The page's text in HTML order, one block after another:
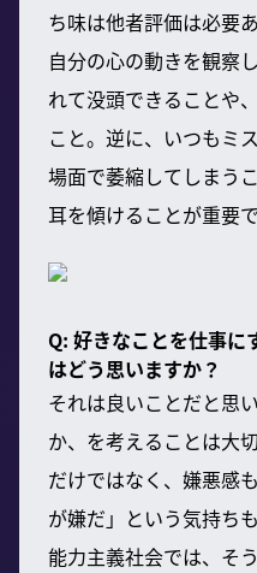
ち味は他者評価は必要
自分の心の動きを観察
れて没頭できることや
こと。逆に、いつもミ
場面で萎縮してしまう
耳を傾けることが重要で
Q: 好きなことを仕事に
はどう思いますか？
それは良いことだと思
か、を考えることは大
だけではなく、嫌悪感
が嫌だ」という気持ち
能力主義社会では、そ